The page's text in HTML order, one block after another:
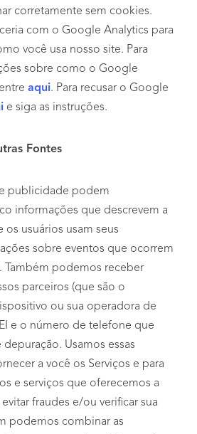
corretamente sem cookies.
com o Google Analytics para
você usa nosso site. Para
sobre como o Google
aqui. Para recusar o Google
e siga as instruções.
Fontes
publicidade podem
informações que descrevem a
usuários usam seus
sobre eventos que ocorrem
Também podemos receber
parceiros (que são o
ou sua operadora de
e o número de telefone que
Usamos essas
a você os Serviços e para
e serviços que oferecemos a
fraudes e/ou verificar sua
podemos combinar as